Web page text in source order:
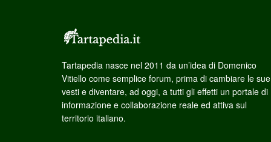
Tartapedia nasce nel 2011 da un’idea di Domenico
Vitiello come semplice forum, prima di cambiare le sue
vesti e diventare, ad oggi, a tutti gli effetti un portale di
informazione e collaborazione reale ed attiva sul
territorio italiano.